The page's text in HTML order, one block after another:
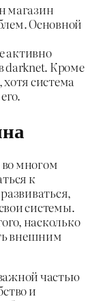
магазин
Основной
активно
darknet. Кроме
система
многом
к
системы.
насколько
внешним
частью
и